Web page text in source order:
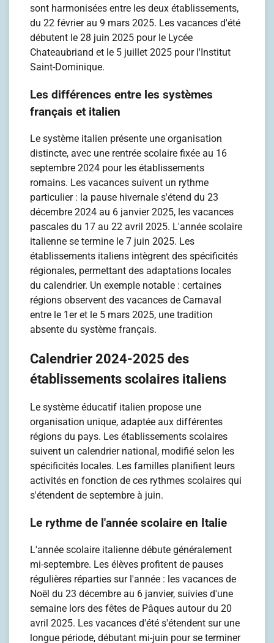
sont harmonisées entre les deux établissements,
du 22 février au 9 mars 2025. Les vacances d'été
débutent le 28 juin 2025 pour le Lycée
Chateaubriand et le 5 juillet 2025 pour l'Institut
Saint-Dominique.
Les différences entre les systèmes
français et italien
Le système italien présente une organisation
distincte, avec une rentrée scolaire fixée au 16
septembre 2024 pour les établissements
romains. Les vacances suivent un rythme
particulier : la pause hivernale s'étend du 23
décembre 2024 au 6 janvier 2025, les vacances
pascales du 17 au 22 avril 2025. L'année scolaire
italienne se termine le 7 juin 2025. Les
établissements italiens intègrent des spécificités
régionales, permettant des adaptations locales
du calendrier. Un exemple notable : certaines
régions observent des vacances de Carnaval
entre le 1er et le 5 mars 2025, une tradition
absente du système français.
Calendrier 2024-2025 des
établissements scolaires italiens
Le système éducatif italien propose une
organisation unique, adaptée aux différentes
régions du pays. Les établissements scolaires
suivent un calendrier national, modifié selon les
spécificités locales. Les familles planifient leurs
activités en fonction de ces rythmes scolaires qui
s'étendent de septembre à juin.
Le rythme de l'année scolaire en Italie
L'année scolaire italienne débute généralement
mi-septembre. Les élèves profitent de pauses
régulières réparties sur l'année : les vacances de
Noël du 23 décembre au 6 janvier, suivies d'une
semaine lors des fêtes de Pâques autour du 20
avril 2025. Les vacances d'été s'étendent sur une
longue période, débutant mi-juin pour se terminer